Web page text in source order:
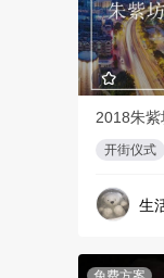
2018朱
开街仪式
生